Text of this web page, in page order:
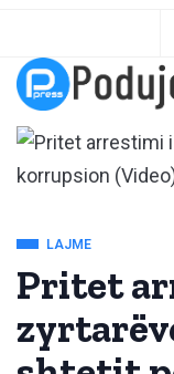
LAJME
Pritet